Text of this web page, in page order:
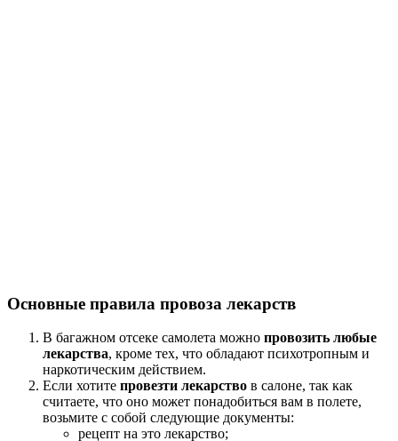
Основные правила провоза лекарств
В багажном отсеке самолета можно провозить любые
лекарства, кроме тех, что обладают психотропным и
наркотическим действием.
Если хотите провезти лекарство в салоне, так как
считаете, что оно может понадобиться вам в полете,
возьмите с собой следующие документы:
рецепт на это лекарство;